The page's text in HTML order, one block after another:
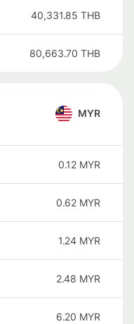
40,331.85 THB
80,663.70 THB
MYR
0.12 MYR
0.62 MYR
1.24 MYR
2.48 MYR
6.20 MYR